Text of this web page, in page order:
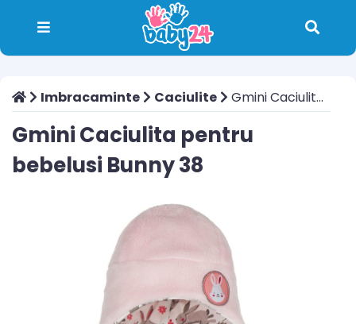
Imbracaminte Caciulite Gmini Caciulita pentru bebelusi Bunny 38
Gmini Caciulita pentru
bebelusi Bunny 38